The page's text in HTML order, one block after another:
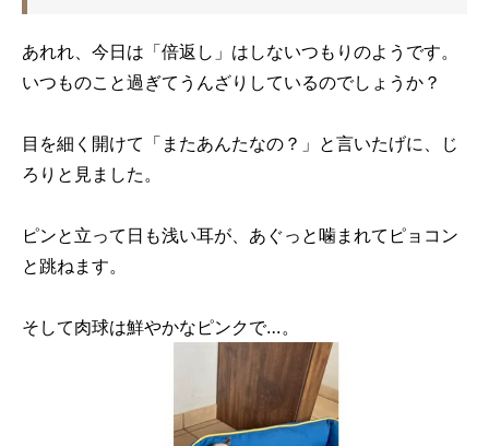
あれれ、今日は「倍返し」はしないつもりのようです。
いつものこと過ぎてうんざりしているのでしょうか？
目を細く開けて「またあんたなの？」と言いたげに、じ
ろりと見ました。
ピンと立って日も浅い耳が、あぐっと噛まれてピョコン
と跳ねます。
そして肉球は鮮やかなピンクで…。